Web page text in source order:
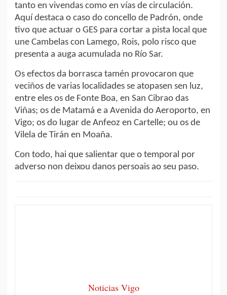
tanto en vivendas como en vías de circulación.
Aquí destaca o caso do concello de Padrón, onde
tivo que actuar o GES para cortar a pista local que
une Cambelas con Lamego, Rois, polo risco que
presenta a auga acumulada no Río Sar.
Os efectos da borrasca tamén provocaron que
veciños de varias localidades se atopasen sen luz,
entre eles os de Fonte Boa, en San Cibrao das
Viñas; os de Matamá e a Avenida do Aeroporto, en
Vigo; os do lugar de Anfeoz en Cartelle; ou os de
Vilela de Tirán en Moaña.
Con todo, hai que salientar que o temporal por
adverso non deixou danos persoais ao seu paso.
Noticias Vigo